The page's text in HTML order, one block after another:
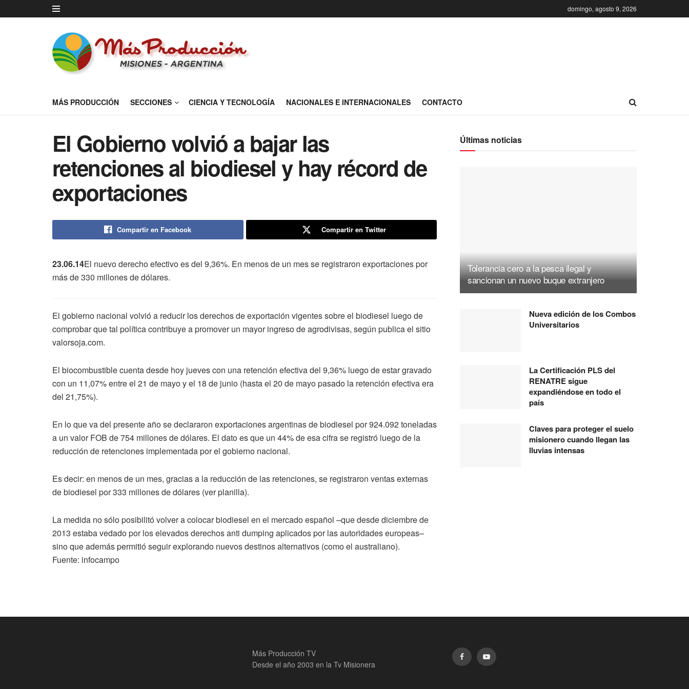
domingo, agosto 9, 2026
MÁS PRODUCCIÓN SECCIONES CIENCIA Y TECNOLOGÍA NACIONALES E INTERNACIONALES CONTACTO
El Gobierno volvió a bajar las
retenciones al biodiesel y hay récord de
exportaciones
Compartir en Facebook Compartir en Twitter
23.06.14El nuevo derecho efectivo es del 9,36%. En menos de un mes se registraron exportaciones por
más de 330 millones de dólares.
El gobierno nacional volvió a reducir los derechos de exportación vigentes sobre el biodiesel luego de
comprobar que tal política contribuye a promover un mayor ingreso de agrodivisas, según publica el sitio
valorsoja.com.
El biocombustible cuenta desde hoy jueves con una retención efectiva del 9,36% luego de estar gravado
con un 11,07% entre el 21 de mayo y el 18 de junio (hasta el 20 de mayo pasado la retención efectiva era
del 21,75%).
En lo que va del presente año se declararon exportaciones argentinas de biodiesel por 924.092 toneladas
a un valor FOB de 754 millones de dólares. El dato es que un 44% de esa cifra se registró luego de la
reducción de retenciones implementada por el gobierno nacional.
Es decir: en menos de un mes, gracias a la reducción de las retenciones, se registraron ventas externas
de biodiesel por 333 millones de dólares (ver planilla).
La medida no sólo posibilitó volver a colocar biodiesel en el mercado español –que desde diciembre de
2013 estaba vedado por los elevados derechos anti dumping aplicados por las autoridades europeas–
sino que además permitió seguir explorando nuevos destinos alternativos (como el australiano).
Fuente: infocampo
Últimas noticias
Tolerancia cero a la pesca ilegal y
sancionan un nuevo buque extranjero
Nueva edición de los Combos
Universitarios
La Certificación PLS del
RENATRE sigue
expandiéndose en todo el
país
Claves para proteger el suelo
misionero cuando llegan las
lluvias intensas
Más Producción TV
Desde el año 2003 en la Tv Misionera